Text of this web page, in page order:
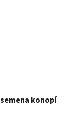
konopí